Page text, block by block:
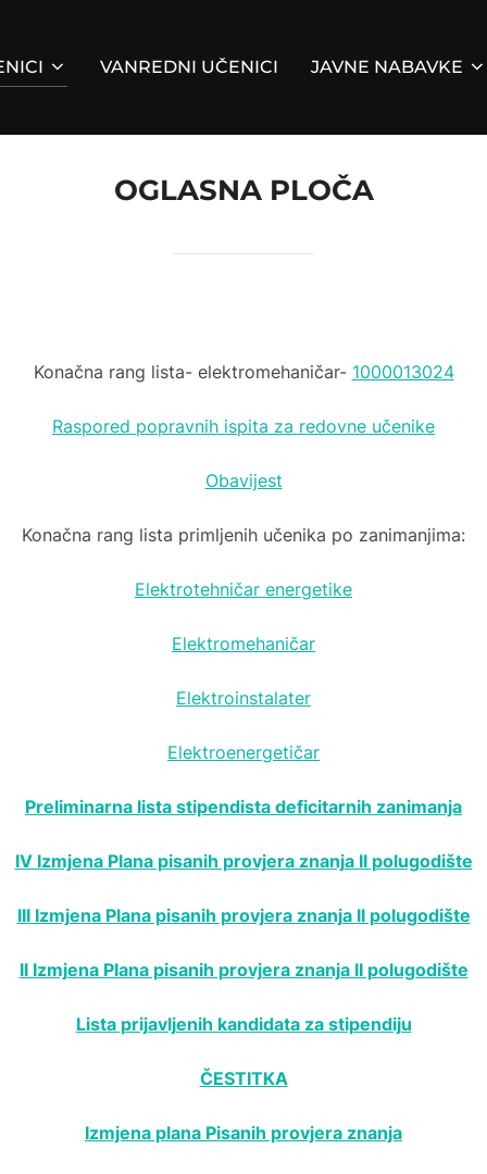
VANREDNI UČENICI JAVNE NABAVKE
OGLASNA PLOČA
Konačna rang lista- elektromehaničar- 1000013024
Raspored popravnih ispita za redovne učenike
Obavijest
Konačna rang lista primljenih učenika po zanimanjima:
Elektrotehničar energetike
Elektromehaničar
Elektroinstalater
Elektroenergetičar
Preliminarna lista stipendista deficitarnih zanimanja
IV Izmjena Plana pisanih provjera znanja II polugodište
III Izmjena Plana pisanih provjera znanja II polugodište
II Izmjena Plana pisanih provjera znanja II polugodište
Lista prijavljenih kandidata za stipendiju
ČESTITKA
Izmjena plana Pisanih provjera znanja